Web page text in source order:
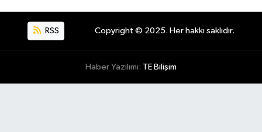
RSS Copyright © 2025. Her hakkı saklıdır.
Haber Yazılımı: TE Bilişim